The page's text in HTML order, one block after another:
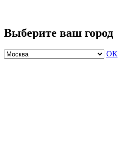
Выберите ваш город
ОК